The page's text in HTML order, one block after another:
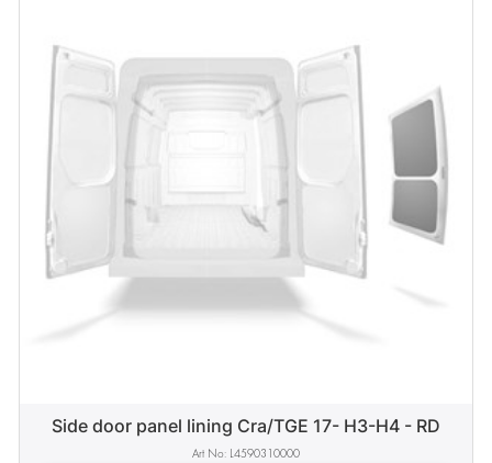
Side door panel lining Cra/TGE 17- H3-H4 - RD
L4590310000